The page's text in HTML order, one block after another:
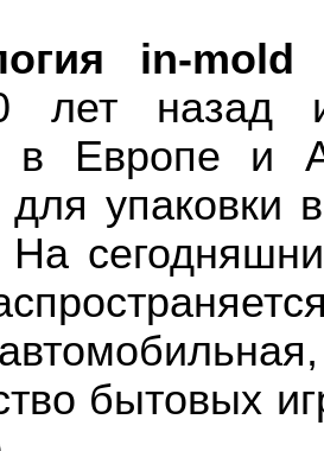
in-mold
лет назад
в Европе и
упаковки
На
бытовых